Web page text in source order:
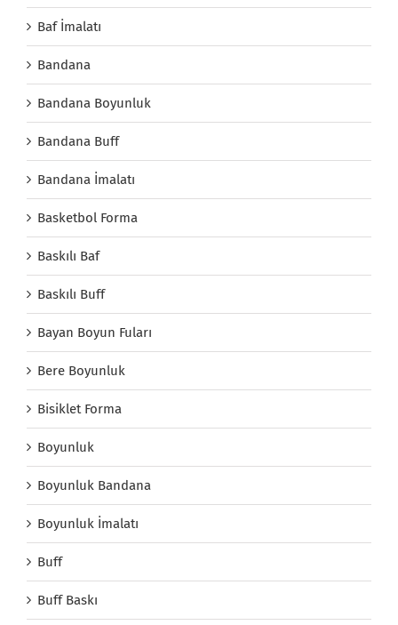
Baf İmalatı
Bandana
Bandana Boyunluk
Bandana Buff
Bandana İmalatı
Basketbol Forma
Baskılı Baf
Baskılı Buff
Bayan Boyun Fuları
Bere Boyunluk
Bisiklet Forma
Boyunluk
Boyunluk Bandana
Boyunluk İmalatı
Buff
Buff Baskı